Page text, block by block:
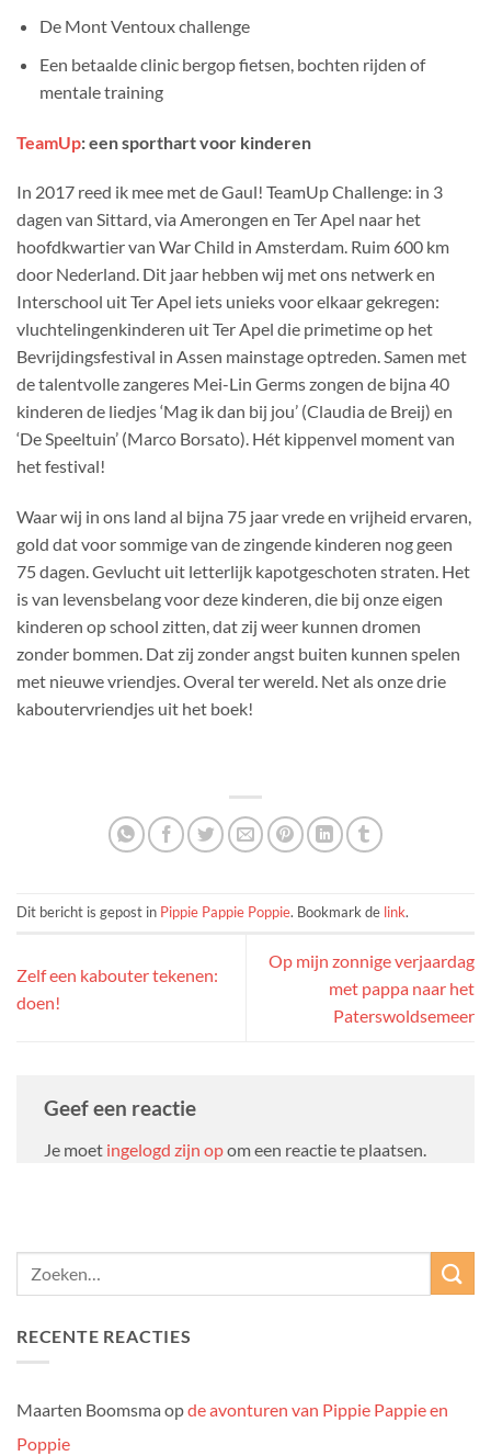
De Mont Ventoux challenge
Een betaalde clinic bergop fietsen, bochten rijden of
mentale training
TeamUp: een sporthart voor kinderen
In 2017 reed ik mee met de Gaul! TeamUp Challenge: in 3
dagen van Sittard, via Amerongen en Ter Apel naar het
hoofdkwartier van War Child in Amsterdam. Ruim 600 km
door Nederland. Dit jaar hebben wij met ons netwerk en
Interschool uit Ter Apel iets unieks voor elkaar gekregen:
vluchtelingenkinderen uit Ter Apel die primetime op het
Bevrijdingsfestival in Assen mainstage optreden. Samen met
de talentvolle zangeres Mei-Lin Germs zongen de bijna 40
kinderen de liedjes ‘Mag ik dan bij jou’ (Claudia de Breij) en
‘De Speeltuin’ (Marco Borsato). Hét kippenvel moment van
het festival!
Waar wij in ons land al bijna 75 jaar vrede en vrijheid ervaren,
gold dat voor sommige van de zingende kinderen nog geen
75 dagen. Gevlucht uit letterlijk kapotgeschoten straten. Het
is van levensbelang voor deze kinderen, die bij onze eigen
kinderen op school zitten, dat zij weer kunnen dromen
zonder bommen. Dat zij zonder angst buiten kunnen spelen
met nieuwe vriendjes. Overal ter wereld. Net als onze drie
kaboutervriendjes uit het boek!
Dit bericht is gepost in Pippie Pappie Poppie. Bookmark de link.
Zelf een kabouter tekenen:
doen!
Op mijn zonnige verjaardag
met pappa naar het
Paterswoldsemeer
Geef een reactie
Je moet ingelogd zijn opom een reactie te plaatsen.
RECENTE REACTIES
Maarten Boomsma opde avonturen van Pippie Pappie en
Poppie